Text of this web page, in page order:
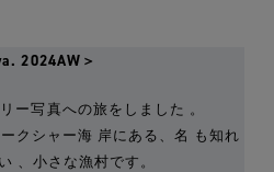
2024AW＞
ー写真への旅をしました 。
クシャー海 岸にある、名 も知れ
、小さな漁村です。